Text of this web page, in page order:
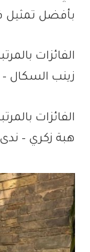
بأفضل تمثيل
الفائزات
زينب السكال
الفائزات
هبة زكري –